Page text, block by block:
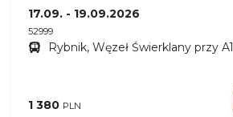
17.09. - 19.09.2026
52999
Rybnik, Węzeł Świerklany przy A1
1 380 PLN